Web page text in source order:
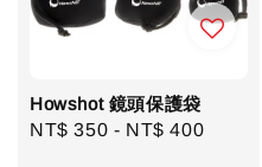
Howshot 鏡頭保護袋
Regular
NT$ 350 - NT$ 400